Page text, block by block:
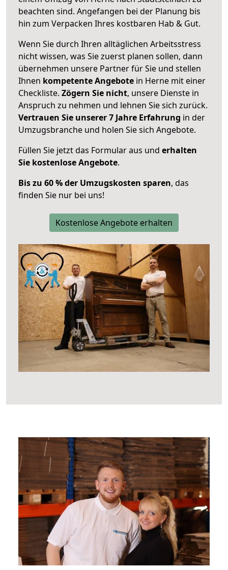
beachten sind. Angefangen bei der Planung bis
hin zum Verpacken Ihres kostbaren Hab & Gut.
Wenn Sie durch Ihren alltäglichen Arbeitsstress
nicht wissen, was Sie zuerst planen sollen, dann
übernehmen unsere Partner für Sie und stellen
Ihnen kompetente Angebote in Herne mit einer
Checkliste. Zögern Sie nicht, unsere Dienste in
Anspruch zu nehmen und lehnen Sie sich zurück.
Vertrauen Sie unserer 7 Jahre Erfahrung in der
Umzugsbranche und holen Sie sich Angebote.
Füllen Sie jetzt das Formular aus und erhalten
Sie kostenlose Angebote.
Bis zu 60 % der Umzugskosten sparen, das
finden Sie nur bei uns!
Kostenlose Angebote erhalten